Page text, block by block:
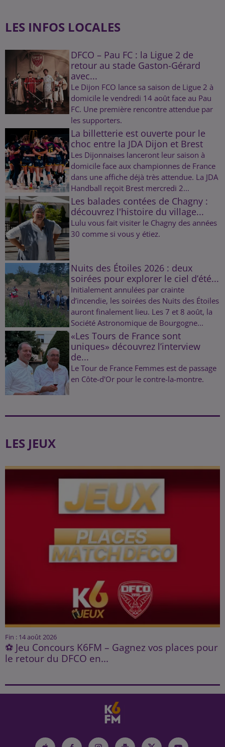
LES INFOS LOCALES
DFCO – Pau FC : la Ligue 2 de
retour au stade Gaston-Gérard
avec...
Le Dijon FCO lance sa saison de Ligue 2 à
domicile le vendredi 14 août face au Pau
FC. Une première rencontre attendue par
les supporters.
La billetterie est ouverte pour le
choc entre la JDA Dijon et Brest
Les Dijonnaises lanceront leur saison à
domicile face aux championnes de France
dans une affiche déjà très attendue. La JDA
Handball reçoit Brest mercredi 2...
Les balades contées de Chagny :
découvrez l'histoire du village...
Lulu vous fait visiter le Chagny des années
30 comme si vous y étiez.
Nuits des Étoiles 2026 : deux
soirées pour explorer le ciel d’été...
Initialement annulées par crainte
d’incendie, les soirées des Nuits des Étoiles
auront finalement lieu. Les 7 et 8 août, la
Société Astronomique de Bourgogne...
«Les Tours de France sont
uniques» découvrez l’interview
de...
Le Tour de France Femmes est de passage
en Côte-d'Or pour le contre-la-montre.
LES JEUX
Fin : 14 août 2026
⚽ Jeu Concours K6FM – Gagnez vos places pour
le retour du DFCO en...